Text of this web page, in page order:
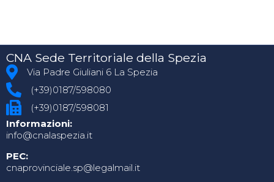
CNA Sede Territoriale della Spezia
Via Padre Giuliani 6 La Spezia
(+39)0187/598080
(+39)0187/598081
Informazioni:
info@cnalaspezia.it
PEC:
cnaprovinciale.sp@legalmail.it